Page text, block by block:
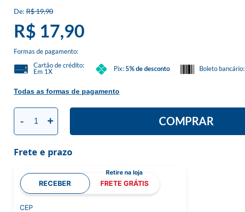
R$ 19,90
R$ 17,90
Formas de pagamento:
Todas as formas de pagamento
Cartão de crédito:
Em 1X
Pix:5% de desconto Boleto bancário:
- + COMPRAR
Frete e prazo
RECEBER FRETE GRÁTIS
CEP